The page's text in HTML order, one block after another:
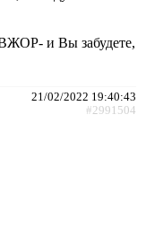
и Вы забудете,
21/02/2022 19:40:43
#2991504